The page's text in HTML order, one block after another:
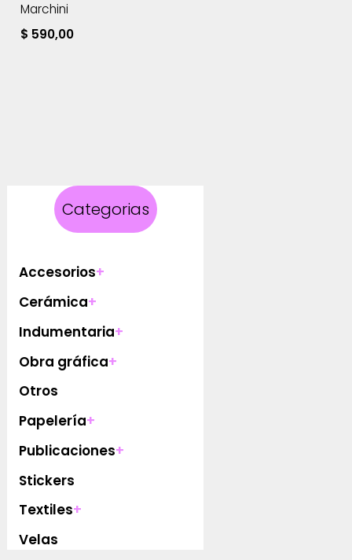
Categorias
Accesorios+
Cerámica+
Indumentaria+
Obra gráfica+
Otros
Papelería+
Publicaciones+
Stickers
Textiles+
Velas
Marchini
$ 590,00